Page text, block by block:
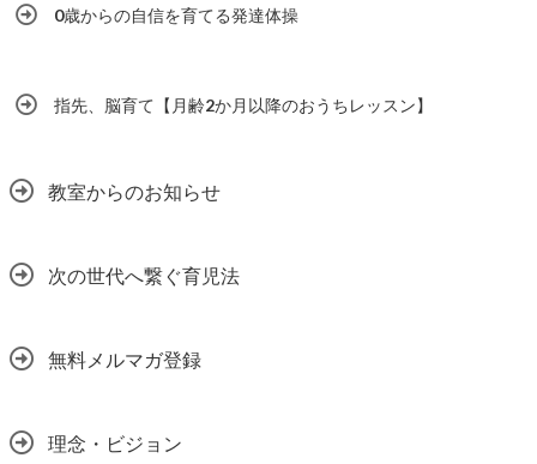
0歳からの自信を育てる発達体操
指先、脳育て【月齢2か月以降のおうちレッスン】
教室からのお知らせ
次の世代へ繋ぐ育児法
無料メルマガ登録
理念・ビジョン